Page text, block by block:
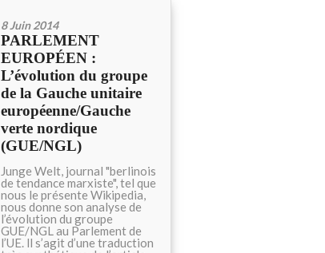
8 Juin 2014
PARLEMENT
EUROPÉEN :
L’évolution du groupe
de la Gauche unitaire
européenne/Gauche
verte nordique
(GUE/NGL)
Junge Welt, journal "berlinois
de tendance marxiste", tel que
nous le présente Wikipedia,
nous donne son analyse de
l’évolution du groupe
GUE/NGL au Parlement de
l’UE. ll s’agit d’une traduction